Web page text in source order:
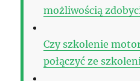
możliwością
Czy szkolenie
połączyć ze